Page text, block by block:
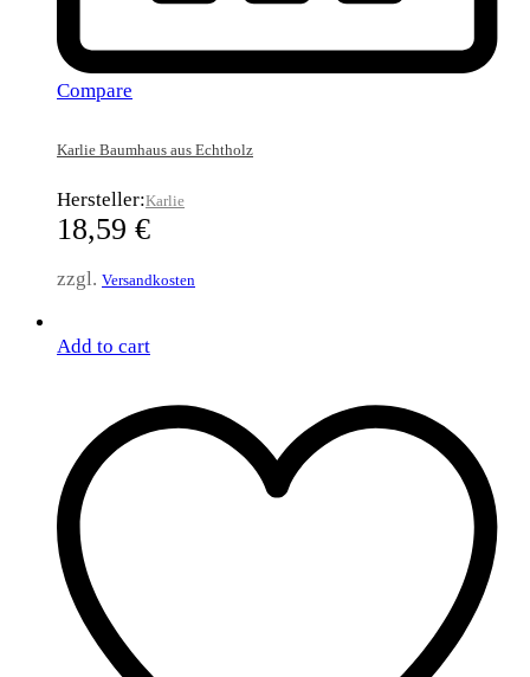
Compare
Karlie Baumhaus aus Echtholz
Hersteller:Karlie
18,59 €
zzgl. Versandkosten
Add to cart